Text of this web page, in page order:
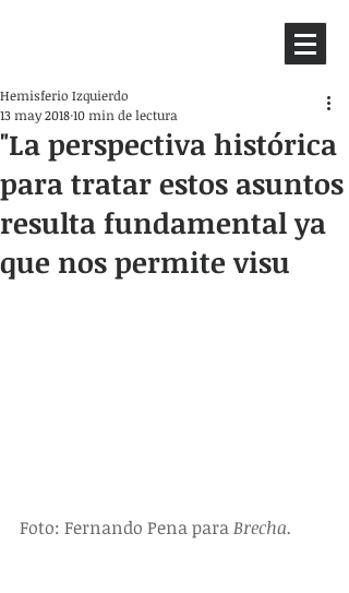
"La perspectiva histórica
para tratar estos asuntos
resulta fundamental ya
que nos permite visu
Hemisferio Izquierdo
13 may 201810 min de lectura
Foto: Fernando Pena para Brecha.